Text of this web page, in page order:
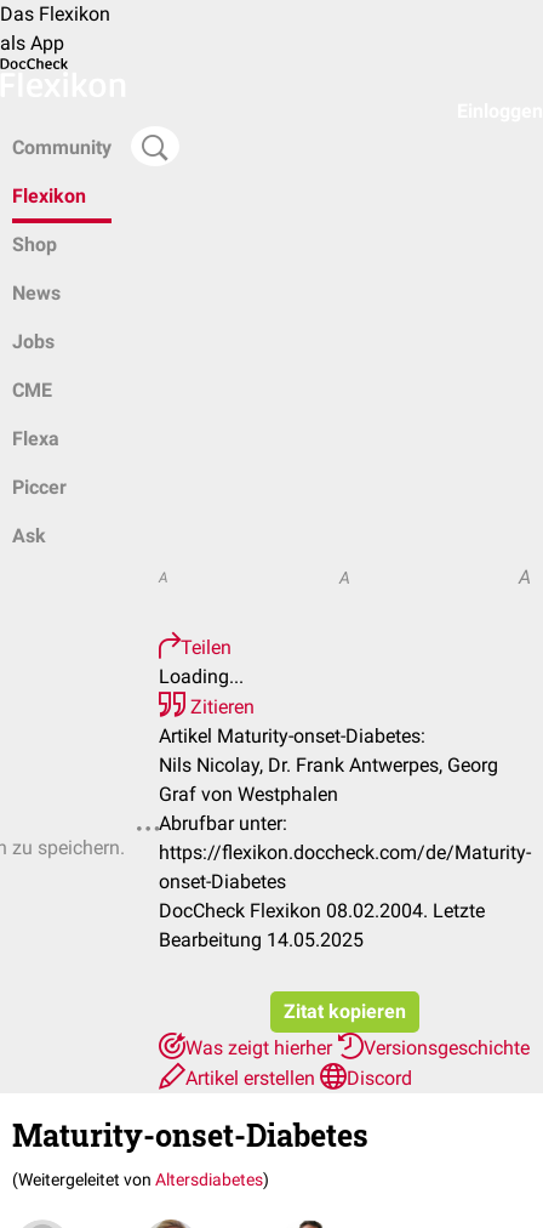
Das Flexikon
als App
Community
Flexikon
Shop
News
Jobs
CME
Flexa
Piccer
Ask
zu speichern.
A A A
Teilen
Loading...
Zitieren
Artikel Maturity-onset-Diabetes:
Nils Nicolay, Dr. Frank Antwerpes, Georg
Graf von Westphalen
Abrufbar unter:
https://flexikon.doccheck.com/de/Maturity-
onset-Diabetes
DocCheck Flexikon 08.02.2004. Letzte
Bearbeitung 14.05.2025
Zitat kopieren
Was zeigt hierher
Versionsgeschichte
Artikel erstellen
Discord
Maturity-onset-Diabetes
(Weitergeleitet von Altersdiabetes)